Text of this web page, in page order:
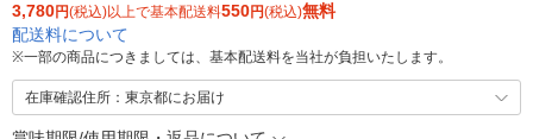
3,780円(税込)以上で基本配送料550円(税込)無料
配送料について
※一部の商品につきましては、基本配送料を当社が負担いたします。
在庫確認住所：東京都にお届け